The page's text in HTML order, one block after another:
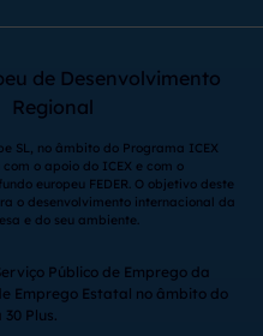
de Desenvolvimento
Regional
SL, no âmbito do Programa ICEX
com o apoio do ICEX e com o
europeu FEDER. O objetivo deste
o desenvolvimento internacional da
e do seu ambiente.
Público de Emprego da
Emprego Estatal no âmbito do
Plus.